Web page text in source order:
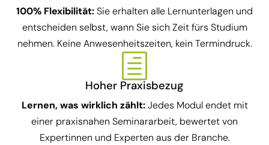
100% Flexibilität:Sie erhalten alle Lernunterlagen und
entscheiden selbst, wann Sie sich Zeit fürs Studium
nehmen. Keine Anwesenheitszeiten, kein Termindruck.
h
Hoher Praxisbezug
Lernen, was wirklich zählt:Jedes Modul endet mit
einer praxisnahen Seminararbeit, bewertet von
Expertinnen und Experten aus der Branche.